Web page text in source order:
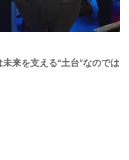
来を支える“土台”なのでは